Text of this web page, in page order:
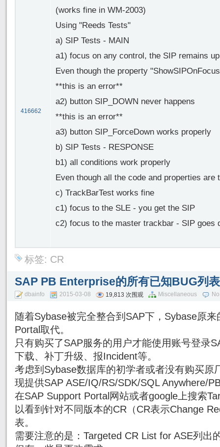
416662
(works fine in WM-2003)
Using "Reeds Tests"
a) SIP Tests - MAIN
a1) focus on any control, the SIP remains
Even though the property
**this is an error**
a2) button SIP_DOWN never happens
**this is an error**
a3) button SIP_ForceDown works properly
b) SIP Tests - RESPONSE
b1) all conditions work properly
Even though all the code and properties are
c) TrackBarTest works fine
c1) focus to the SLE - you get the SIP
c2) focus to the master trackbar - SIP goes
标签: CR
SAP PB Enterprise的所有已知BUG列
dbainfo 2015-03-08 19,813 次围观 Miscellaneous
随着Sybase被完全整合到SAP下，Sybase原
Portal取代。
只有购买了SAP服务的用户才能使用账号登录
下载、补丁升级、报Incident等。
考虑到Sybase数据库的初学者或者没有购买原
现提供SAP ASE/IQ/RS/SDK/SQL Anywhere/
在SAP Support Portal网站或者google上搜索
以看到针对不同版本的CR（CR表示Change
表。
需要注意的是：Targeted CR List for ASE列出